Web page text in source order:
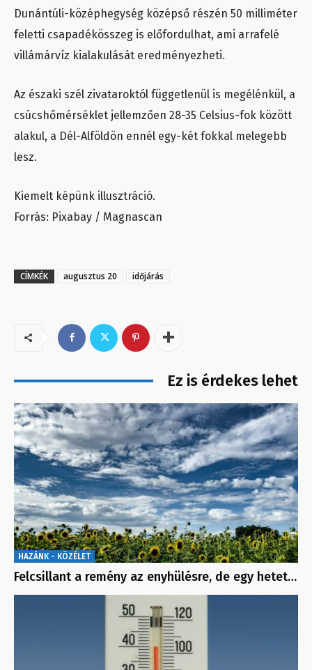
Dunántúli-középhegység középső részén 50 milliméter
feletti csapadékösszeg is előfordulhat, ami arrafelé
villámárvíz kialakulását eredményezheti.
Az északi szél zivataroktól függetlenül is megélénkül, a
csúcshőmérséklet jellemzően 28-35 Celsius-fok között
alakul, a Dél-Alföldön ennél egy-két fokkal melegebb
lesz.
Kiemelt képünk illusztráció.
Forrás: Pixabay / Magnascan
CÍMKÉK augusztus 20 időjárás
Ez is érdekes lehet
HAZÁNK - KÖZÉLET
Felcsillant a remény az enyhülésre, de egy hetet…